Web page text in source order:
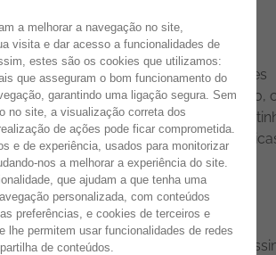
CTO da Noesis
departamentos de IT respondiam às
seu negócio desenvolvendo aplicações
ou duas linguagens de programação,
a correr no mesmo ambiente.
à medida, estando as
assentes numa única aplicação.
mudou!
o time-to-market é crescente.
a melhorar a navegação no site,
visita e dar acesso a funcionalidades de
estes são os cookies que utilizamos:
que asseguram o bom funcionamento do
garantindo uma ligação segura. Sem
no site, a visualização correta dos
de ações pode ficar comprometida.
e de experiência, usados para monitorizar
nos a melhorar a experiência do site.
que ajudam a que tenha uma
personalizada, com conteúdos
preferências, e cookies de terceiros e
lhe permitem usar funcionalidades de redes
de conteúdos.